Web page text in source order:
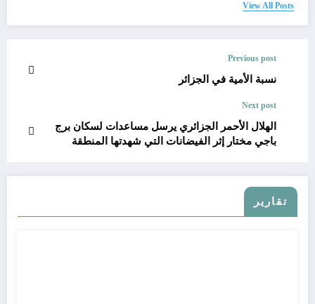
View All Posts
Previous post
نسبة الأمية في الجزائر
Next post
الهلال الأحمر الجزائري يرسل مساعدات لسكان برج
باجي مختار إثر الفيضانات التي شهدتها المنطقة
تقارير